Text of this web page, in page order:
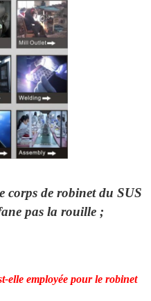
corps de robinet du SUS
pas la rouille ;
elle employée pour le robinet